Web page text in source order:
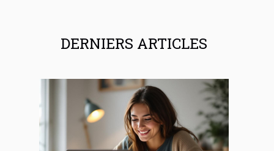
DERNIERS ARTICLES